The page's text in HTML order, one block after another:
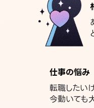
仕事の悩み
転職したいけ
今動いても